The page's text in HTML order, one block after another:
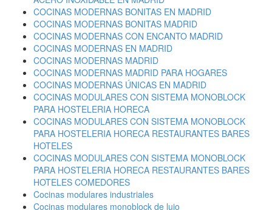
COCINAS MODERNAS BONITAS EN MADRID
COCINAS MODERNAS BONITAS MADRID
COCINAS MODERNAS CON ENCANTO MADRID
COCINAS MODERNAS EN MADRID
COCINAS MODERNAS MADRID
COCINAS MODERNAS MADRID PARA HOGARES
COCINAS MODERNAS ÚNICAS EN MADRID
COCINAS MODULARES CON SISTEMA MONOBLOCK
PARA HOSTELERIA HORECA
COCINAS MODULARES CON SISTEMA MONOBLOCK
PARA HOSTELERIA HORECA RESTAURANTES BARES
HOTELES
COCINAS MODULARES CON SISTEMA MONOBLOCK
PARA HOSTELERIA HORECA RESTAURANTES BARES
HOTELES COMEDORES
Cocinas modulares industriales
Cocinas modulares monoblock de lujo